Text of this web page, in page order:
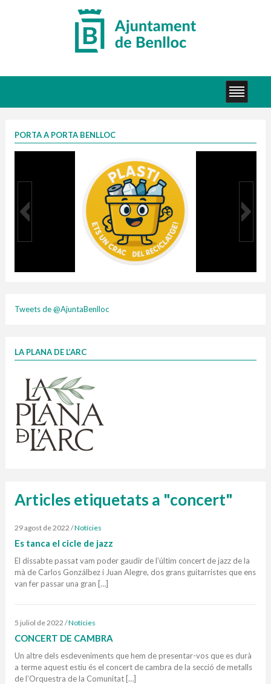
PORTA A PORTA BENLLOC
1 contenidors intel·ligents
Finançat per la Unió Europea – NextGenerationEU
Tweets de @AjuntaBenlloc
LA PLANA DE L’ARC
Articles etiquetats a "concert"
29 agost de 2022 /Notícies
Es tanca el cicle de jazz
El dissabte passat vam poder gaudir de l’últim concert de jazz de la
mà de Carlos Gonzálbez i Juan Alegre, dos grans guitarristes que ens
van fer passar una gran […]
5 juliol de 2022 /Notícies
CONCERT DE CAMBRA
Un altre dels esdeveniments que hem de presentar-vos que es durà
a terme aquest estiu és el concert de cambra de la secció de metalls
de l’Orquestra de la Comunitat […]